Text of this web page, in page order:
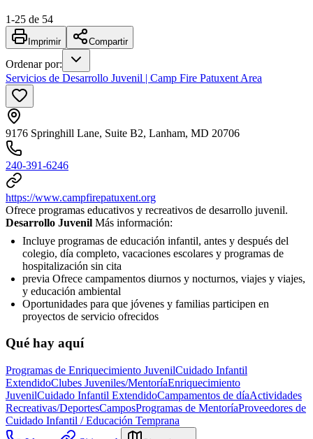
1-25 de 54
Imprimir Compartir
Ordenar por:
Servicios de Desarrollo Juvenil | Camp Fire Patuxent Area
9176 Springhill Lane, Suite B2, Lanham, MD 20706
240-391-6246
https://www.campfirepatuxent.org
Ofrece programas educativos y recreativos de desarrollo juvenil.
Desarrollo Juvenil Más información:
Incluye programas de educación infantil, antes y después del
colegio, día completo, vacaciones escolares y programas de
hospitalización sin cita
previa Ofrece campamentos diurnos y nocturnos, viajes y viajes,
y educación ambiental
Oportunidades para que jóvenes y familias participen en
proyectos de servicio ofrecidos
Qué hay aquí
Programas de Enriquecimiento JuvenilCuidado Infantil
ExtendidoClubes Juveniles/MentoríaEnriquecimiento
JuvenilCuidado Infantil ExtendidoCampamentos de díaActividades
Recreativas/DeportesCamposProgramas de MentoríaProveedores de
Cuidado Infantil / Educación Temprana